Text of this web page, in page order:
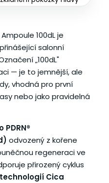
100dL je
přinášející salonní
„100dL"
— je to jemnější, ale
vhodná pro první
nebo jako pravidelná
PDRN®
odvozený z kořene
regeneraci ve
přirozený cyklus
technologií Cica